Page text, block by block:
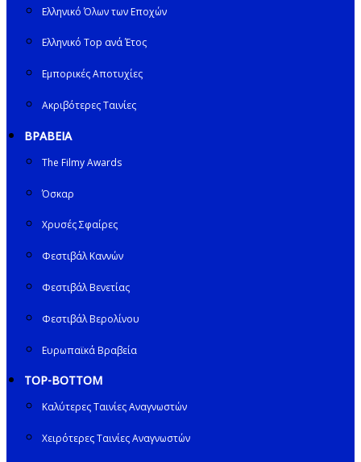
Ελληνικό Όλων των Εποχών
Ελληνικό Top ανά Έτος
Εμπορικές Αποτυχίες
Ακριβότερες Ταινίες
ΒΡΑΒΕΙΑ
The Filmy Awards
Όσκαρ
Χρυσές Σφαίρες
Φεστιβάλ Καννών
Φεστιβάλ Βενετίας
Φεστιβάλ Βερολίνου
Ευρωπαϊκά Βραβεία
TOP-BOTTOM
Καλύτερες Ταινίες Αναγνωστών
Χειρότερες Ταινίες Αναγνωστών